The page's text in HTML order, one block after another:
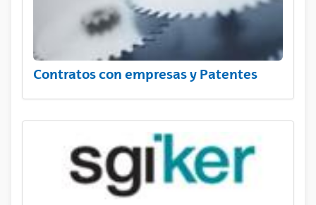
Contratos con empresas y Patentes